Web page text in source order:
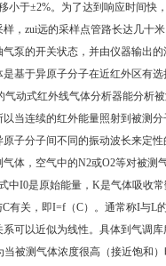
小于±2%。为了达到响应时间快
，zui远的采样点管路长达几十
泵的开关状态，并由仪器输出
基于异原子分子在近红外区有选
动式红外线气体分析器能分析
当连续的红外能量照射到被测
子分子间不同的振动波长来定
体，空气中的N2或O2等对被测
中I0是原始能量，K是气体吸收
有关，即I=f（C）。通常称I与L
可以近似为线性。具体到气调
被测气体浓度很高（接近饱和